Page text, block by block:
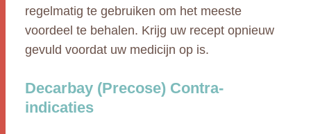
regelmatig te gebruiken om het meeste
voordeel te behalen. Krijg uw recept opnieuw
gevuld voordat uw medicijn op is.
Decarbay (Precose) Contra-
indicaties